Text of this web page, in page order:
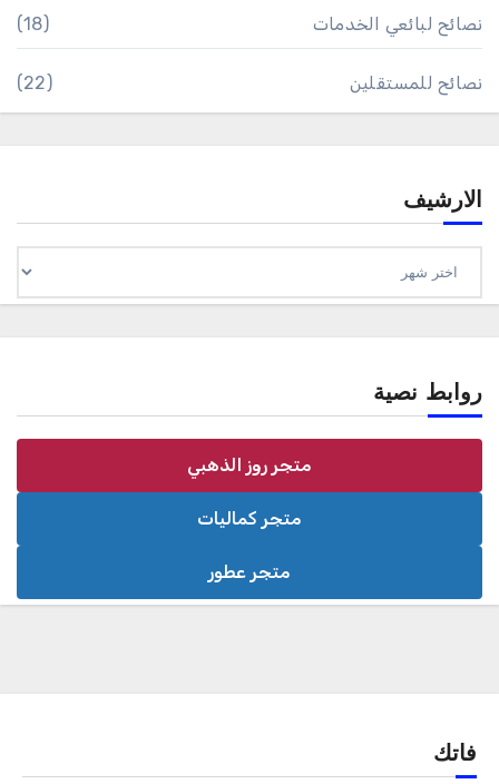
نصائح لبائعي الخدمات (18)
نصائح للمستقلين (22)
الارشيف
روابط نصية
متجر روز الذهبي
متجر كماليات
متجر عطور
فاتك